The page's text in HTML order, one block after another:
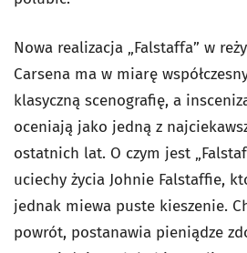
Nowa realizacja „Falstaffa” w
Carsena ma w miarę
klasyczną scenografię, a
oceniają jako jedną z
ostatnich lat. O czym jest
uciechy życia Johnie Falstaffie,
jednak miewa puste kieszenie.
powrót, postanawia pieniądze